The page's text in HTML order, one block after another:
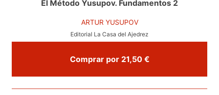
El Método Yusupov. Fundamentos 2
ARTUR YUSUPOV
Editorial La Casa del Ajedrez
Comprar por 21,50 €